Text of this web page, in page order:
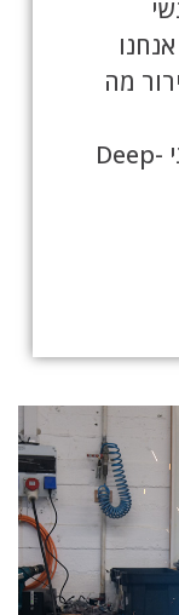
מה
שהמשותף להם הוא מאפייני Deep-